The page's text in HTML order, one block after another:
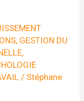
, GESTION DU
,
/ Stéphane